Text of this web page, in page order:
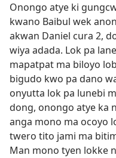
Onongo atye ki
kwano Baibul wek
akwan Daniel cura 2,
wiya adada. Lok pa
mapatpat ma biloyo
bigudo kwo pa dano
onyutta lok pa lunebi
dong, onongo atye ka
anga mono ma ocoyo
twero tito jami ma
Man mono tyen lokke